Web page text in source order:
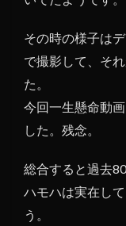
その時の様子は
で撮影して、そ
た。
今回一生懸命動
した。残念。
総合すると過去
ハモハは実在し
う。